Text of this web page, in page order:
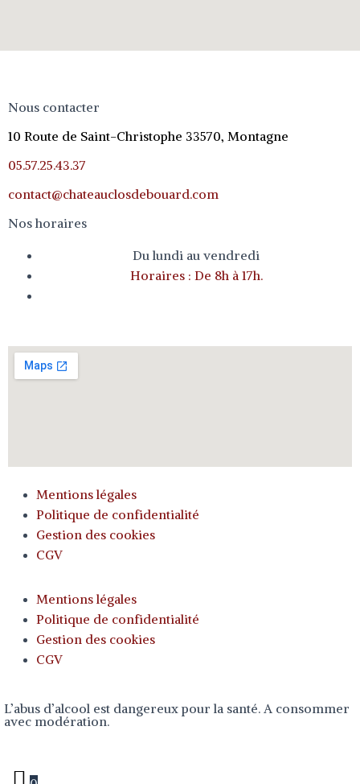
Nous contacter
10 Route de Saint-Christophe 33570, Montagne
05.57.25.43.37
contact@chateauclosdebouard.com
Nos horaires
Du lundi au vendredi
Horaires : De 8h à 17h.
Mentions légales
Politique de confidentialité
Gestion des cookies
CGV
Mentions légales
Politique de confidentialité
Gestion des cookies
CGV
L’abus d’alcool est dangereux pour la santé. A consommer
avec modération.